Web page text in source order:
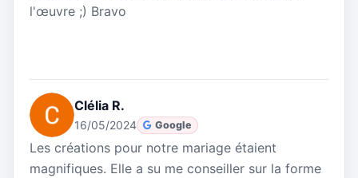
l'œuvre ;) Bravo
Clélia R.
16/05/2024 Google
Les créations pour notre mariage étaient
magnifiques. Elle a su me conseiller sur la forme